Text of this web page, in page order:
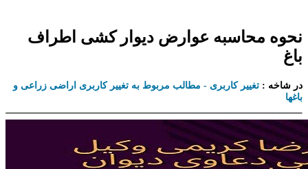
نحوه محاسبه عوارض دیوار کشی اطراف
باغ
در شاخه : تغییر کاربری - مطالب مربوط به تغییر کاربری اراضی زراعی و
باغها